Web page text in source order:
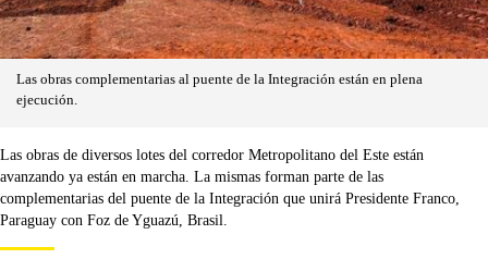
Las obras complementarias al puente de la Integración están en plena
ejecución.
Las obras de diversos lotes del corredor Metropolitano del Este están
avanzando ya están en marcha. La mismas forman parte de las
complementarias del puente de la Integración que unirá Presidente Franco,
Paraguay con Foz de Yguazú, Brasil.